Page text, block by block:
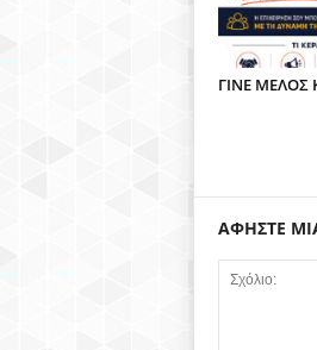
ΓΙΝΕ ΜΕΛΟΣ
ΑΦΗΣΤΕ